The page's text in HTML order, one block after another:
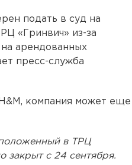
подать в суд на
«Гринвич» из-за
на арендованных
пресс-служба
компания может еще
в ТРЦ
закрыт с 24 сентября.